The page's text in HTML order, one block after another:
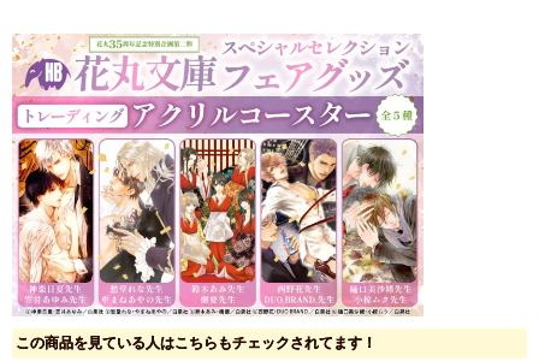
この商品を見ている人はこちらもチェックされてます！